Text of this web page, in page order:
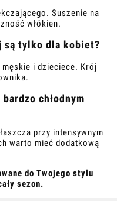
Suszenie na
włókien.
są tylko dla kobiet?
męskie i dzieciece. Krój
chłodnym
przy intensywnym
warto mieć dodatkową
do Twojego stylu
sezon.